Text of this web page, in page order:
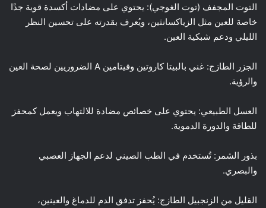
التوت المجفف (توت الغوجي): يحتوي على مضادات أكسدة قوية جدًا
خاصة للعين مثل الزياكسانثين، ويُعرف بقدرته على تحسين النظر
الليلي ودعم شبكية العين.
الجزر الطازج: غني بالبيتا كاروتين وفيتامين A الضروريين لصحة العين
والرؤية.
العسل الطبيعي: يحتوي على خصائص مضادة للالتهاب ويعمل كمحفز
للطاقة والدورة الدموية.
بذور الشمر: تُستخدم في الطب الصيني لدعم الجهاز العصبي
والبصري.
القليل من الزنجبيل الطازج: يُحفز تدفق الدم للدماغ والعينين،